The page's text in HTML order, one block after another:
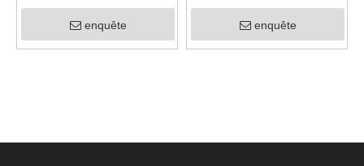
504G 50HP
enquête
3B 50-70HP
enquête